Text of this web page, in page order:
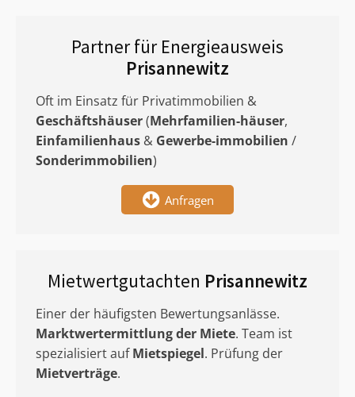
Partner für Energieausweis
Prisannewitz
Oft im Einsatz für Privatimmobilien &
Geschäftshäuser(Mehrfamilien-häuser,
Einfamilienhaus & Gewerbe-immobilien /
Sonderimmobilien)
Anfragen
Mietwertgutachten Prisannewitz
Einer der häufigsten Bewertungsanlässe.
Marktwertermittlungder Miete. Team ist
spezialisiert aufMietspiegel. Prüfung der
Mietverträge.